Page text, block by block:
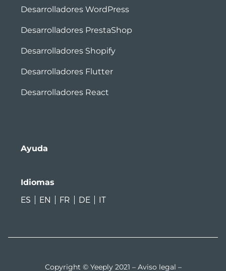
Desarrolladores WordPress
Desarrolladores PrestaShop
Desarrolladores Shopify
Desarrolladores Flutter
Desarrolladores React
Ayuda
Idiomas
ES
EN FR DE IT
Copyright © Yeeply 2021 – Aviso legal –